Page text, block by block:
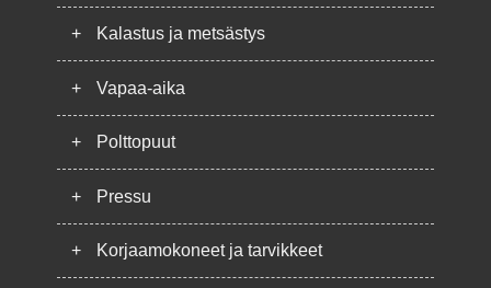
+ Kalastus ja metsästys
+ Vapaa-aika
+ Polttopuut
+ Pressu
+ Korjaamokoneet ja tarvikkeet